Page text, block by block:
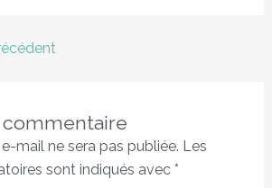
commentaire
mail ne sera pas publiée. Les
sont indiqués avec *